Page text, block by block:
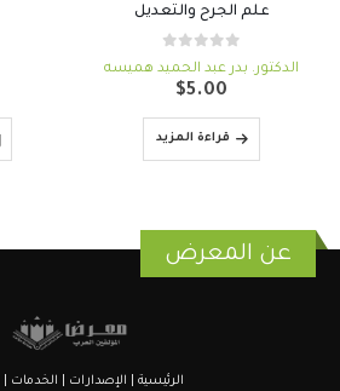
علم الجرح والتعديل
الدكتور. بدر عبد الحميد هميسه
$5.00
قراءة المزيد
عن المعرض
الرئيسية الإصدارات الخدمات